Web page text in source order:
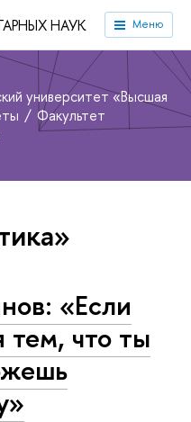
НАУК Меню
университет «Высшая
Факультет
«Если
тем, что ты